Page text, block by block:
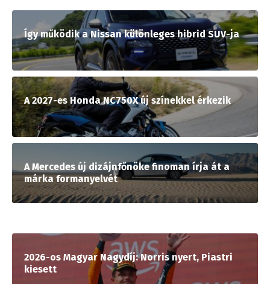
Így működik a Nissan különleges hibrid SUV-ja
A 2027-es Honda NC750X új színekkel érkezik
A Mercedes új dizájnfőnöke finoman írja át a
márka formanyelvét
2026-os Magyar Nagydíj: Norris nyert, Piastri
kiesett